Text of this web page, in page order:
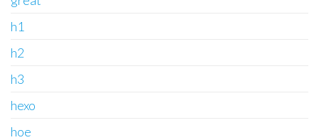
h1
h2
h3
hexo
hoe